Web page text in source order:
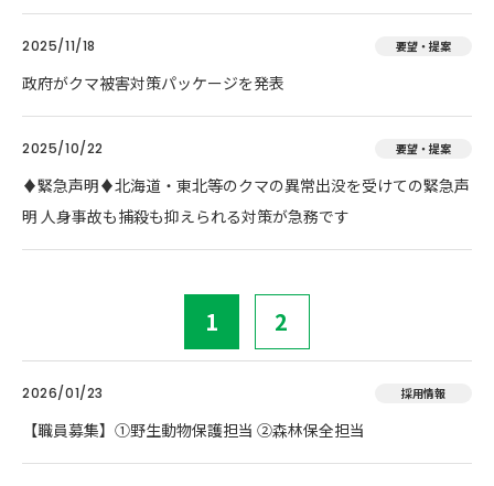
2025/11/18 要望・提案
政府がクマ被害対策パッケージを発表
2025/10/22 要望・提案
♦️緊急声明♦️北海道・東北等のクマの異常出没を受けての緊急声
明 人身事故も捕殺も抑えられる対策が急務です
1 2
2026/01/23 採用情報
【職員募集】①野生動物保護担当 ②森林保全担当